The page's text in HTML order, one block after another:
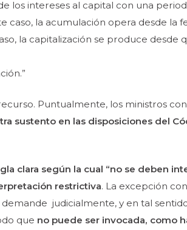
los intereses al capital con una
caso, la acumulación opera desde la
la capitalización se produce
Puntualmente, los ministros
sustento en las disposiciones del
clara según la cual “no se deben
restrictiva. La excepción
demande judicialmente, y en tal
que no puede ser invocada, como